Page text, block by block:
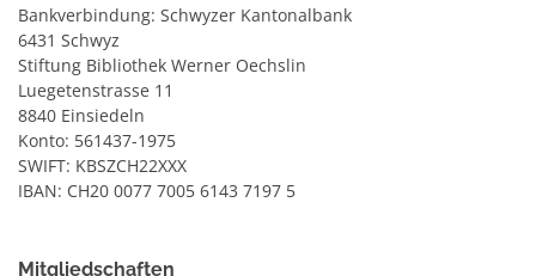
Bankverbindung: Schwyzer Kantonalbank
6431 Schwyz
Stiftung Bibliothek Werner Oechslin
Luegetenstrasse 11
8840 Einsiedeln
Konto: 561437-1975
SWIFT: KBSZCH22XXX
IBAN: CH20 0077 7005 6143 7197 5
Mitgliedschaften